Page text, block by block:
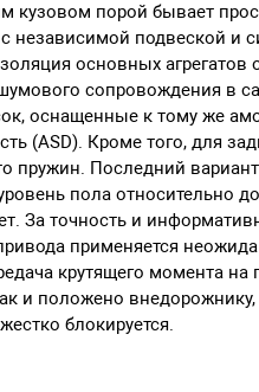
кузовом порой бывает
независимой подвеской и
основных
сопровождения в
оснащенные к тому же
(ASD). Кроме того, для
пружин. Последний
пола относительно
За точность и
применяется
крутящего момента
и положено
блокируется.